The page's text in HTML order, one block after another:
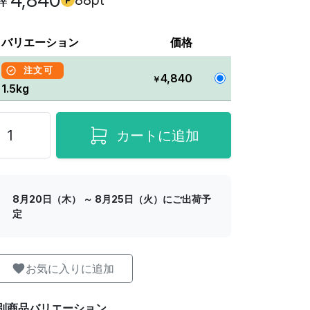
バリエーション 価格
注文可
1.5kg
￥4,840
カートに追加
8月20日（木） ～ 8月25日（火）にご出荷予
定
お気に入りに追加